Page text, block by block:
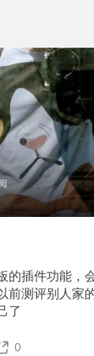
的插件功能，
前测评别人家
了
0